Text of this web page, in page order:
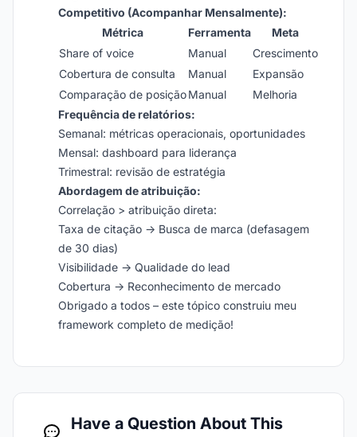
Competitivo (Acompanhar Mensalmente):
Métrica
Ferramenta
Meta
Share of voice
Manual
Crescimento
Cobertura de consulta
Manual
Expansão
Comparação de posiçãoManual
Melhoria
Frequência de relatórios:
Semanal: métricas operacionais, oportunidades
Mensal: dashboard para liderança
Trimestral: revisão de estratégia
Abordagem de atribuição:
Correlação > atribuição direta:
Taxa de citação → Busca de marca (defasagem
de 30 dias)
Visibilidade → Qualidade do lead
Cobertura → Reconhecimento de mercado
Obrigado a todos – este tópico construiu meu
framework completo de medição!
Have a Question About This